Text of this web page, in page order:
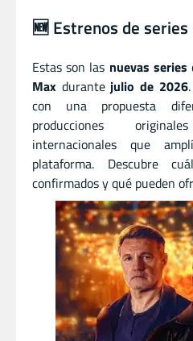
🆕 Estrenos de series
Estas son las nuevas series
Max durante julio de 2026
con una propuesta
producciones
internacionales que
plataforma. Descubre
confirmados y qué pueden